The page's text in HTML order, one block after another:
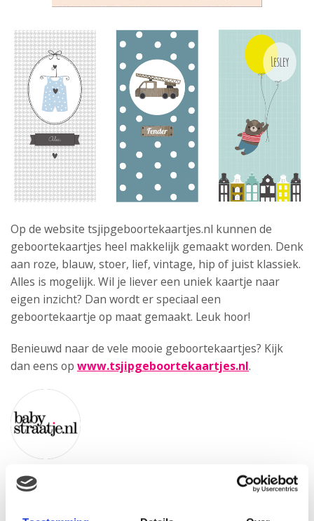
Op de website tsjipgeboortekaartjes.nl kunnen de
geboortekaartjes heel makkelijk gemaakt worden. Denk
aan roze, blauw, stoer, lief, vintage, hip of juist klassiek.
Alles is mogelijk. Wil je liever een uniek kaartje naar
eigen inzicht? Dan wordt er speciaal een
geboortekaartje op maat gemaakt. Leuk hoor!
Benieuwd naar de vele mooie geboortekaartjes? Kijk
dan eens op www.tsjipgeboortekaartjes.nl.
Babystraatje.nl
Klik hier en lees meer blogs…